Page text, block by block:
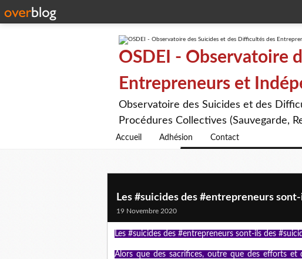
OSDEI - Observatoire
Entrepreneurs et
Observatoire des Suicides et des
Procédures Collectives (Sauvegarde,
Accueil Adhésion Contact
Les #suicides des #entrepreneurs
19 Novembre 2020
Les #suicides des #entrepreneurs sont-ils des
Alors que des sacrifices, outre que des efforts